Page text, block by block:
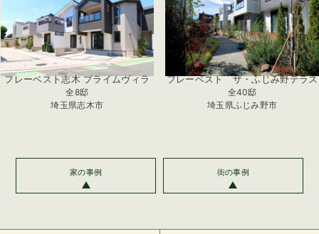
フレーベスト志木 プライムヴィラ
全8邸
埼玉県志木市
フレーベスト ザ・ふじみ野テラス
全40邸
埼玉県ふじみ野市
家の事例 街の事例